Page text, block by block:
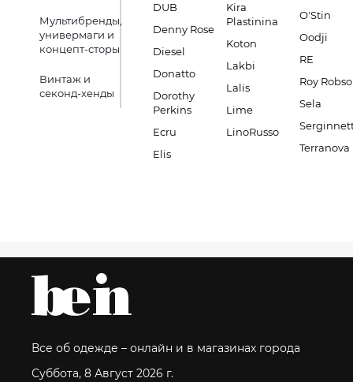
Мультибренды,
универмаги и
концепт-сторы
Винтаж и
секонд-хенды
DUB
Denny Rose
Diesel
Donatto
Dorothy
Perkins
Ecru
Elis
Kira
Plastinina
Koton
Lakbi
Lalis
Lime
LinoRusso
O'Stin
Oodji
RE
Roy
Sela
Terranova
Все об одежде – онлайн и в магазинах города
Суббота, 8 Август 2026 г.